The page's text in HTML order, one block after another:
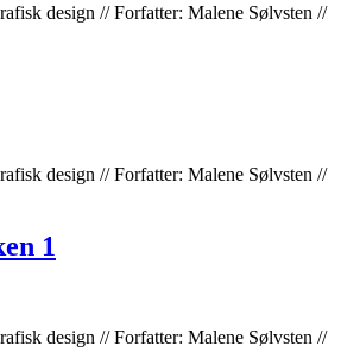
design // Forfatter: Malene Sølvsten //
design // Forfatter: Malene Sølvsten //
1
design // Forfatter: Malene Sølvsten //